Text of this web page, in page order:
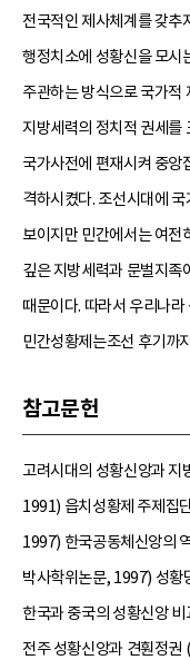
전국적인 제사체계를 갖추
행정치소에 성황신을 모시
주관하는 방식으로 국가적
지방세력의 정치적 권세를
국가사전에 편재시켜 중앙
격하시켰다. 조선시대에
보이지만 민간에서는 여전
깊은 지방세력과 문벌지족
때문이다. 따라서 우리나
민간성황제는조선 후기까
참고문헌
고려시대의 성황신앙과
1991) 읍치성황제 주제집
1997) 한국공동체신앙의
박사학위논문, 1997) 성황
한국과 중국의 성황신앙
전주 성황신앙과 견훤정권